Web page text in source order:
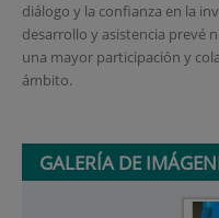
diálogo y la confianza en la
desarrollo y asistencia prevé
una mayor participación y
ámbito.
GALERÍA DE